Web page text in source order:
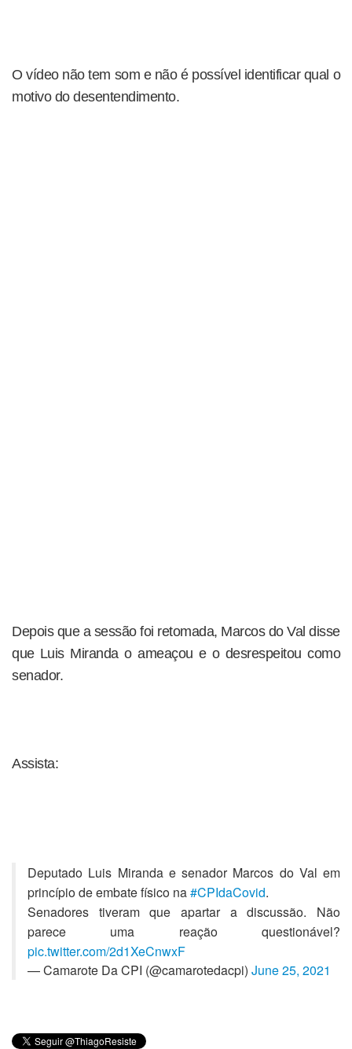
O vídeo não tem som e não é possível identificar qual o
motivo do desentendimento.
Depois que a sessão foi retomada, Marcos do Val disse
que Luis Miranda o ameaçou e o desrespeitou como
senador.
Assista:
Deputado Luis Miranda e senador Marcos do Val em
princípio de embate físico na#CPIdaCovid.
Senadores tiveram que apartar a discussão. Não
parece uma reação questionável?
pic.twitter.com/2d1XeCnwxF
— Camarote Da CPI (@camarotedacpi) June 25, 2021